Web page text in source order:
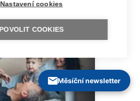
Měsíční newsletter
Nastavení cookies
POVOLIT COOKIES